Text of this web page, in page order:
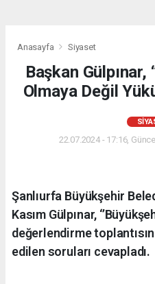
Anasayfa Siyaset
Başkan Gülpınar,
Olmaya Değil
22.07.2024 - 17:16,
Şanlıurfa Büyükşehir
Kasım Gülpınar,
değerlendirme
edilen soruları cevapladı.